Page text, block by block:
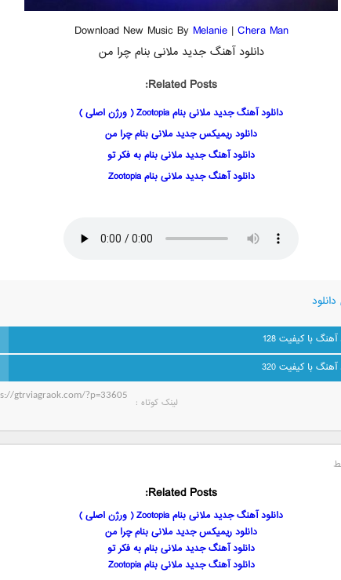
Download New Music By Melanie| Chera Man
دانلود آهنگ جدید ملانی بنام چرا من
Related Posts:
دانلود آهنگ جدید ملانی بنام Zootopia ( ورژن اصلی )
دانلود ریمیکس جدید ملانی بنام چرا من
دانلود آهنگ جدید ملانی بنام به فکر تو
دانلود آهنگ جدید ملانی بنام Zootopia
آهنگ با کیفیت 128
آهنگ با کیفیت 320
لینک کوتاه‌ :
Related Posts:
دانلود آهنگ جدید ملانی بنام Zootopia ( ورژن اصلی )
دانلود ریمیکس جدید ملانی بنام چرا من
دانلود آهنگ جدید ملانی بنام به فکر تو
دانلود آهنگ جدید ملانی بنام Zootopia